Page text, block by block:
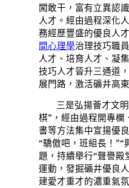
闖敢干，富有立異認
人才。經由過程深化
務經歷豐盛的優良人
間心理學治理技巧職
人才、培育人才、凝
技巧人才晉升三通道
展門路，激活礦井高
三是弘揚薈才文
棋”，經由過程開專欄
書等方法集中宣揚優
“驕傲吧，班組長！”“
題，持續舉行“聲譽殿
運動，發掘礦井優良
建愛才重才的濃重氣